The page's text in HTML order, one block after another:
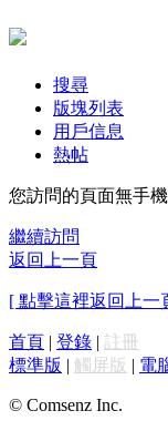
搜尋
版塊列表
用戶信息
熱帖
您訪問的頁面無手
繼續訪問
返回上一頁
[ 點擊這裡返回上一
首頁 | 登錄 | 註冊
標準版 | 觸屏版 | 電
© Comsenz Inc.